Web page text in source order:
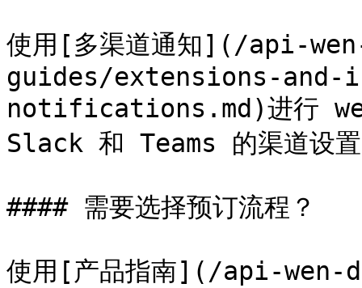
使用[多渠道通知](/api-
guides/extensions-
notifications.md)进行
Slack 和 Teams 的渠道设
#### 需要选择预订流程？
使用[产品指南](/api-wen-